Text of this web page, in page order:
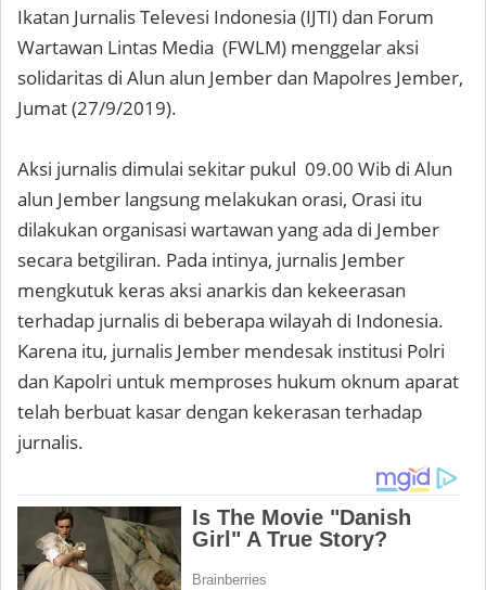
Ikatan Jurnalis Televesi Indonesia (IJTI) dan Forum
Wartawan Lintas Media (FWLM) menggelar aksi
solidaritas di Alun alun Jember dan Mapolres Jember,
Jumat (27/9/2019).
Aksi jurnalis dimulai sekitar pukul 09.00 Wib di Alun
alun Jember langsung melakukan orasi, Orasi itu
dilakukan organisasi wartawan yang ada di Jember
secara betgiliran. Pada intinya, jurnalis Jember
mengkutuk keras aksi anarkis dan kekeerasan
terhadap jurnalis di beberapa wilayah di Indonesia.
Karena itu, jurnalis Jember mendesak institusi Polri
dan Kapolri untuk memproses hukum oknum aparat
telah berbuat kasar dengan kekerasan terhadap
jurnalis.